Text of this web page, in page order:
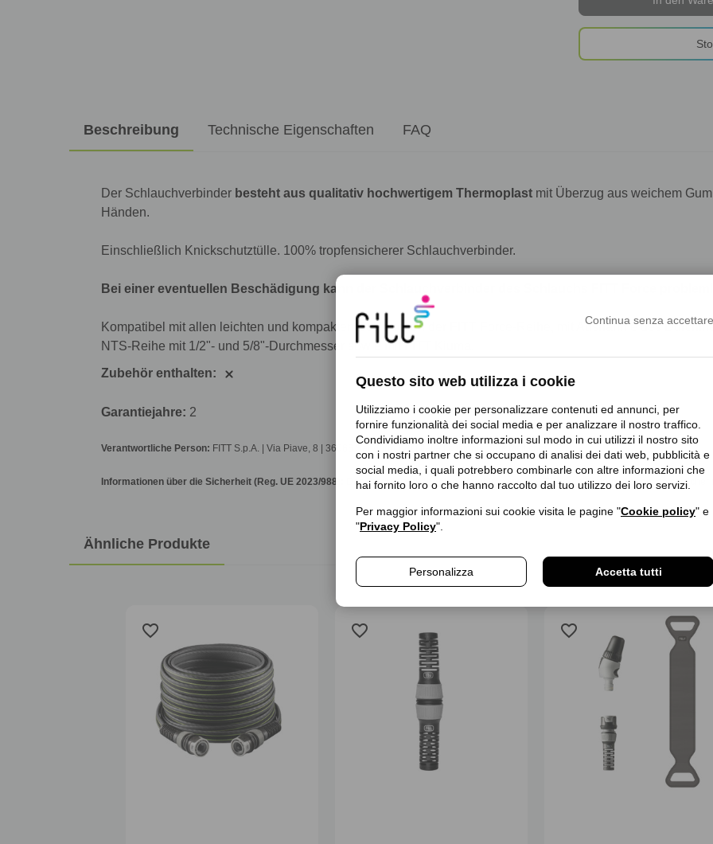
Continua senza accettare
Questo sito web utilizza i cookie
Utilizziamo i cookie per personalizzare contenuti ed annunci, per
fornire funzionalità dei social media e per analizzare il nostro traffico.
Condividiamo inoltre informazioni sul modo in cui utilizzi il nostro sito
con i nostri partner che si occupano di analisi dei dati web, pubblicità e
social media, i quali potrebbero combinarle con altre informazioni che
hai fornito loro o che hanno raccolto dal tuo utilizzo dei loro servizi.
Per maggior informazioni sui cookie visita le pagine "Cookie policy" e
"Privacy Policy".
Personalizza Accetta tutti
Beschreibung Technische Eigenschaften FAQ
Der Schlauchverbinder besteht aus qualitativ hochwertigem Thermoplast mit Überzug aus weichem
Händen.
Einschließlich Knickschutztülle. 100% tropfensicherer Schlauchverbinder.
Bei einer eventuellen Beschädigung kann der Schlauchverbinder des Schlauchs FITT Force
Kompatibel mit allen leichten und kompakten Schläuchen der FITT Force-Reihe, mit Ausnahme des
NTS-Reihe mit 1/2"- und 5/8"-Durchmesser sowie mit FITT Kiuma.
Zubehör enthalten:
Garantiejahre: 2
Verantwortliche Person: FITT S.p.A. | Via Piave, 8 | 36066 Sandrigo (VI) | Italia | customercare@fitt.com
Informationen über die Sicherheit (Reg. UE 2023/988): Das Produkt enthält keine Warnhinweise und Sicherheitsinformationen, da es
Ähnliche Produkte
favorite_border favorite_border favorite_border